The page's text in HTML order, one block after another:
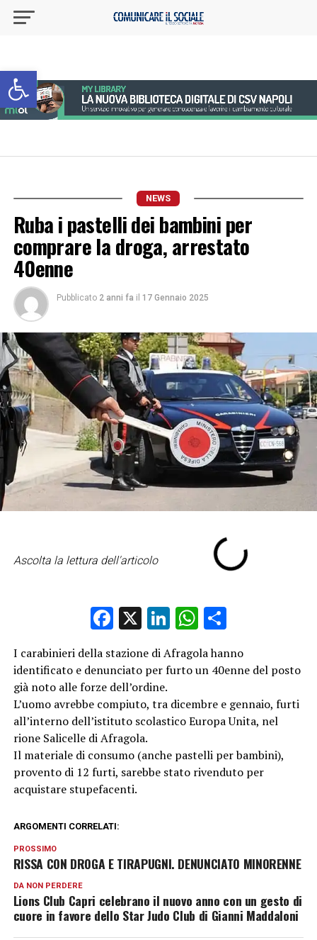
Apri la barra degli strumenti
NEWS
Ruba i pastelli dei bambini per
comprare la droga, arrestato
40enne
Pubblicato 2 anni fa il 17 Gennaio 2025
Ascolta la lettura dell'articolo
Facebook
X LinkedInWhatsApp
I carabinieri della stazione di Afragola hanno
identificato e denunciato per furto un 40enne del posto
già noto alle forze dell’ordine.
L’uomo avrebbe compiuto, tra dicembre e gennaio, furti
all’interno dell’istituto scolastico Europa Unita, nel
rione Salicelle di Afragola.
Il materiale di consumo (anche pastelli per bambini),
provento di 12 furti, sarebbe stato rivenduto per
acquistare stupefacenti.
ARGOMENTI CORRELATI:
PROSSIMO
RISSA CON DROGA E TIRAPUGNI. DENUNCIATO MINORENNE
DA NON PERDERE
Lions Club Capri celebrano il nuovo anno con un gesto di
cuore in favore dello Star Judo Club di Gianni Maddaloni